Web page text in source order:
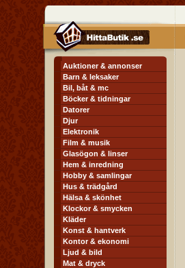
Auktioner & annonser
Barn & leksaker
Bil, båt & mc
Böcker & tidningar
Datorer
Djur
Elektronik
Film & musik
Glasögon & linser
Hem & inredning
Hobby & samlingar
Hus & trädgård
Hälsa & skönhet
Klockor & smycken
Kläder
Konst & hantverk
Kontor & ekonomi
Ljud & bild
Mat & dryck